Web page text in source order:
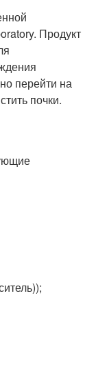
Продукт
перейти на
почки.